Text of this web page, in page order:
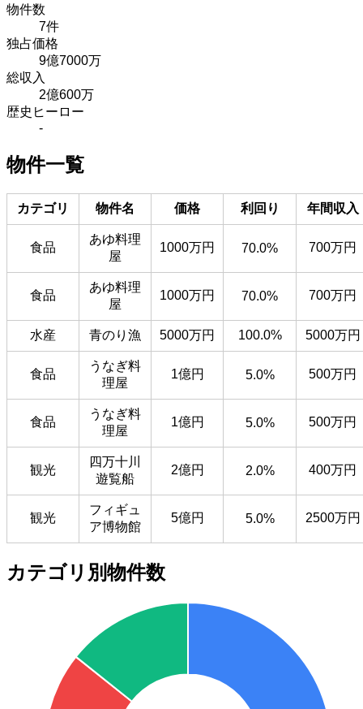
物件数
7件
独占価格
9億7000万
総収入
2億600万
歴史ヒーロー
-
物件一覧
カテゴリ 物件名 価格 利回り 年間収入
食品
あゆ料理
屋
1000万円 70.0% 700万円
食品
あゆ料理
屋
1000万円 70.0% 700万円
水産 青のり漁 5000万円 100.0% 5000万円
食品
うなぎ料
理屋
1億円 5.0% 500万円
食品
うなぎ料
理屋
1億円 5.0% 500万円
観光
四万十川
遊覧船
2億円 2.0% 400万円
観光
フィギュ
ア博物館
5億円 5.0% 2500万円
カテゴリ別物件数